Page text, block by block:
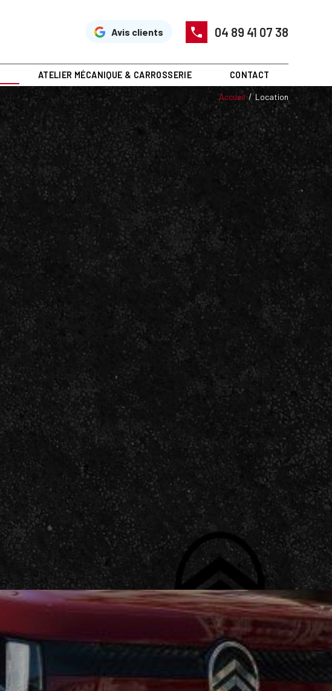
Avis clients 04 89 41 07 38
ATELIER MÉCANIQUE & CARROSSERIE CONTACT
Accueil Location